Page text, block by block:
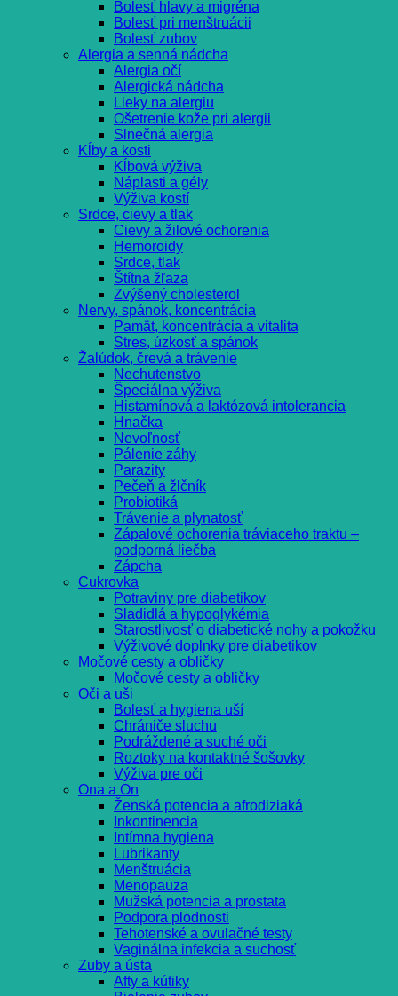
Bolesť hlavy a migréna
Bolesť pri menštruácii
Bolesť zubov
Alergia a senná nádcha
Alergia očí
Alergická nádcha
Lieky na alergiu
Ošetrenie kože pri alergii
Slnečná alergia
Kĺby a kosti
Kĺbová výživa
Náplasti a gély
Výživa kostí
Srdce, cievy a tlak
Cievy a žilové ochorenia
Hemoroidy
Srdce, tlak
Štítna žľaza
Zvýšený cholesterol
Nervy, spánok, koncentrácia
Pamät, koncentrácia a vitalita
Stres, úzkosť a spánok
Žalúdok, črevá a trávenie
Nechutenstvo
Špeciálna výživa
Histamínová a laktózová intolerancia
Hnačka
Nevoľnosť
Pálenie záhy
Parazity
Pečeň a žlčník
Probiotiká
Trávenie a plynatosť
Zápalové ochorenia tráviaceho traktu –
podporná liečba
Zápcha
Cukrovka
Potraviny pre diabetikov
Sladidlá a hypoglykémia
Starostlivosť o diabetické nohy a pokožku
Výživové doplnky pre diabetikov
Močové cesty a obličky
Močové cesty a obličky
Oči a uši
Bolesť a hygiena uší
Chrániče sluchu
Podráždené a suché oči
Roztoky na kontaktné šošovky
Výživa pre oči
Ona a On
Ženská potencia a afrodiziaká
Inkontinencia
Intímna hygiena
Lubrikanty
Menštruácia
Menopauza
Mužská potencia a prostata
Podpora plodnosti
Tehotenské a ovulačné testy
Vaginálna infekcia a suchosť
Zuby a ústa
Afty a kútiky